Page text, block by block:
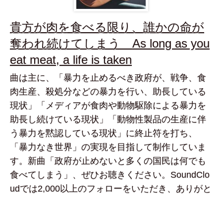
貴方が肉を食べる限り、誰かの命が
奪われ続けてしまう As long as you
eat meat, a life is taken
曲は主に、「暴力を止めるべき政府が、戦争、食
肉生産、殺処分などの暴力を行い、助長している
現状」「メディアが食肉や動物駆除による暴力を
助長し続けている現状」「動物性製品の生産に伴
う暴力を黙認している現状」に終止符を打ち、
「暴力なき世界」の実現を目指して制作していま
す。新曲「政府が止めないと多くの国民は何でも
食べてしまう」、ぜひお聴きください。SoundClo
udでは2,000以上のフォローをいただき、ありがと